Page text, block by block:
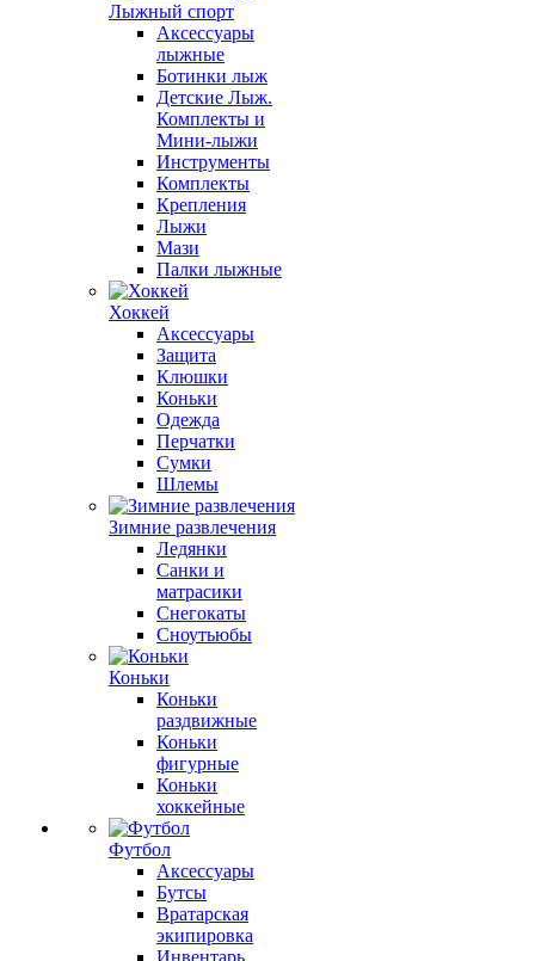
Лыжный спорт
Аксессуары
лыжные
Ботинки лыж
Детские Лыж.
Комплекты и
Мини-лыжи
Инструменты
Комплекты
Крепления
Лыжи
Мази
Палки лыжные
Хоккей
Аксессуары
Защита
Клюшки
Коньки
Одежда
Перчатки
Сумки
Шлемы
Зимние развлечения
Ледянки
Санки и
матрасики
Снегокаты
Сноутьюбы
Коньки
Коньки
раздвижные
Коньки
фигурные
Коньки
хоккейные
Футбол
Аксессуары
Бутсы
Вратарская
экипировка
Инвентарь